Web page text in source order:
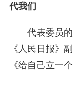
代我们
代表委员
《人民日报》
《给自己立一